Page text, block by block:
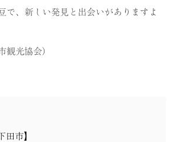
で、新しい発見と出会いがありますよ
観光協会）
田市】